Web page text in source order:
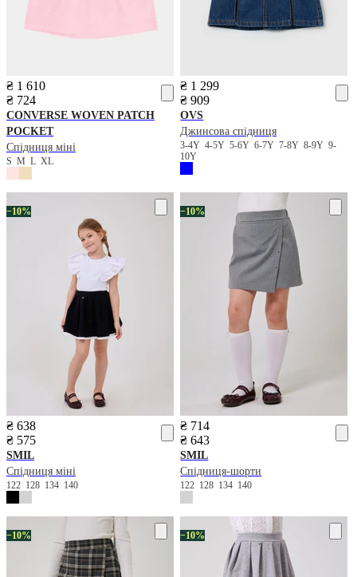
₴ 1 610
₴ 724
CONVERSE WOVEN PATCH
POCKET
Спідниця міні
S M L XL
₴ 1 299
₴ 909
OVS
Джинсова спідниця
3-4Y4-5Y5-6Y6-7Y7-8Y8-9Y9-
10Y
−10%
₴ 638
₴ 575
SMIL
Спідниця міні
122 128 134 140
−10%
₴ 714
₴ 643
SMIL
Спідниця-шорти
122 128 134 140
−10% −10%